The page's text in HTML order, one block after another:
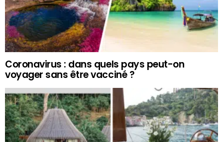
Coronavirus : dans quels pays peut-on
voyager sans être vacciné ?